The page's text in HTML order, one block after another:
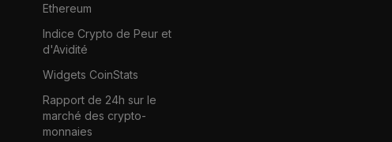
Ethereum
Indice Crypto de Peur et
d'Avidité
Widgets CoinStats
Rapport de 24h sur le
marché des crypto-
monnaies